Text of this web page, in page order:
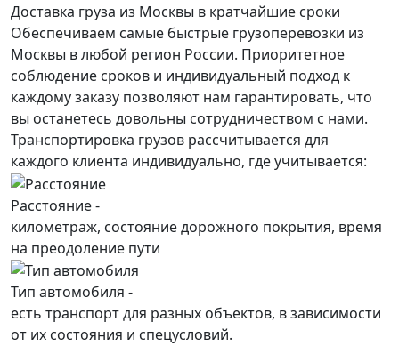
Доставка груза из Москвы в кратчайшие сроки
Обеспечиваем самые быстрые грузоперевозки из
Москвы в любой регион России. Приоритетное
соблюдение сроков и индивидуальный подход к
каждому заказу позволяют нам гарантировать, что
вы останетесь довольны сотрудничеством с нами.
Транспортировка грузов рассчитывается для
каждого клиента индивидуально, где учитывается:
Расстояние -
километраж, состояние дорожного покрытия, время
на преодоление пути
Тип автомобиля -
есть транспорт для разных объектов, в зависимости
от их состояния и спецусловий.